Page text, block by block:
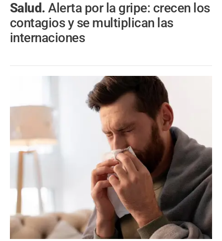
Salud.Alerta por la gripe: crecen los
contagios y se multiplican las
internaciones